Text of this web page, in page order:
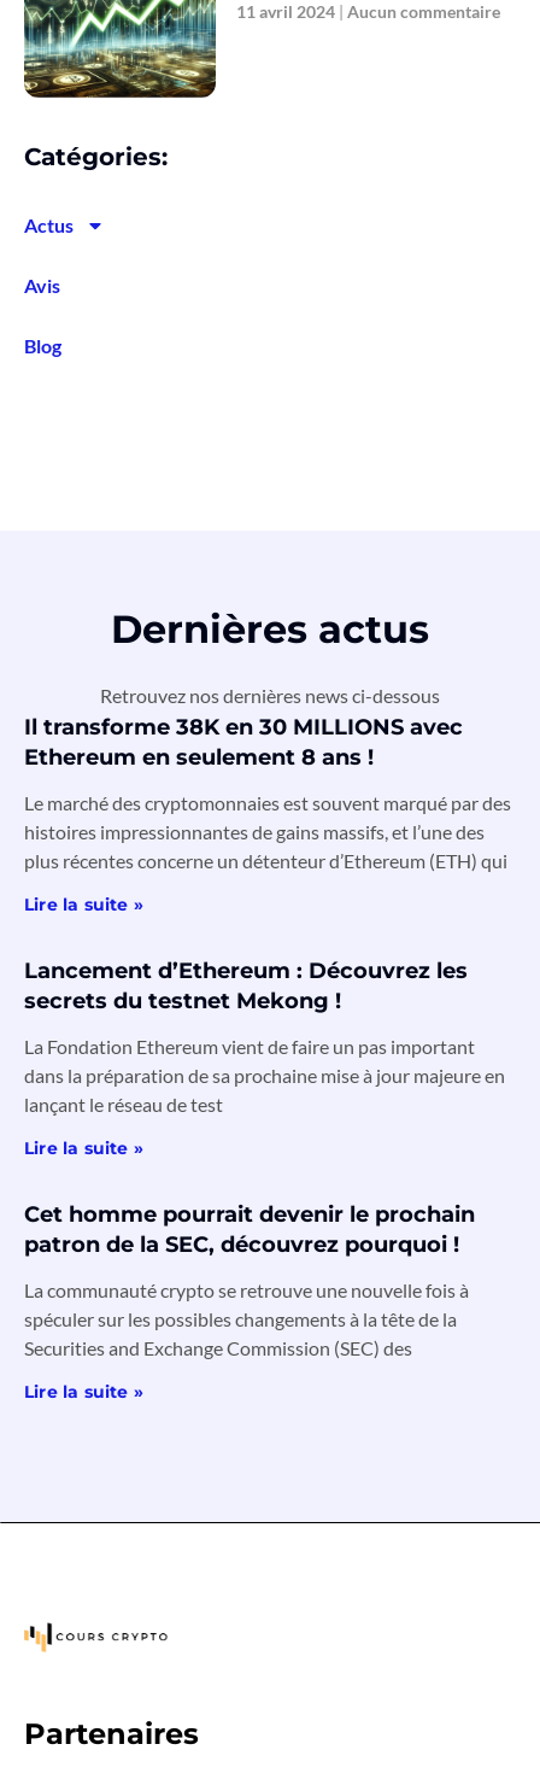
11 avril 2024 Aucun commentaire
Catégories:
Actus
Avis
Blog
Dernières actus
Retrouvez nos dernières news ci-dessous
Il transforme 38K en 30 MILLIONS avec
Ethereum en seulement 8 ans !
Le marché des cryptomonnaies est souvent marqué par des
histoires impressionnantes de gains massifs, et l’une des
plus récentes concerne un détenteur d’Ethereum (ETH) qui
Lire la suite »
Lancement d’Ethereum : Découvrez les
secrets du testnet Mekong !
La Fondation Ethereum vient de faire un pas important
dans la préparation de sa prochaine mise à jour majeure en
lançant le réseau de test
Lire la suite »
Cet homme pourrait devenir le prochain
patron de la SEC, découvrez pourquoi !
La communauté crypto se retrouve une nouvelle fois à
spéculer sur les possibles changements à la tête de la
Securities and Exchange Commission (SEC) des
Lire la suite »
Partenaires